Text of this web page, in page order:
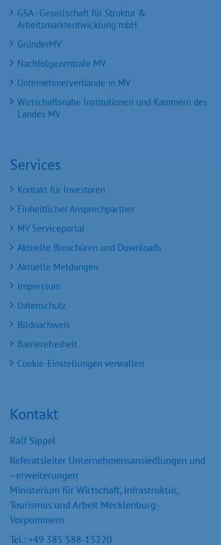
GSA - Gesellschaft für Struktur &
Arbeitsmarktentwicklung mbH
GründerMV
Nachfolgezentrale MV
Unternehmerverbände in MV
Wirtschaftsnahe Institutionen und Kammern des
Landes MV
Services
Kontakt für Investoren
Einheitlicher Ansprechpartner
MV Serviceportal
Aktuelle Broschüren und Downloads
Aktuelle Meldungen
Impressum
Datenschutz
Bildnachweis
Barrierefreiheit
Cookie-Einstellungen verwalten
Kontakt
Ralf Sippel
Referatsleiter Unternehmensansiedlungen und
–erweiterungen
Ministerium für Wirtschaft, Infrastruktur,
Tourismus und Arbeit Mecklenburg-
Vorpommern
Tel.: +49 385 588-15220